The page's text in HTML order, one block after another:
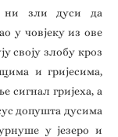
зли дуси да
у човјеку из ове
своју злобу кроз
и гријесима,
сигнал гријеха, а
допушта дусима
у језеро и